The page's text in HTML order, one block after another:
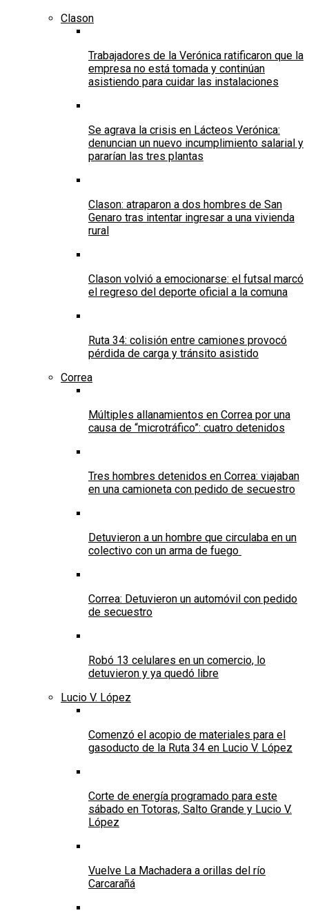
Clason
Trabajadores de la Verónica ratificaron que la
empresa no está tomada y continúan
asistiendo para cuidar las instalaciones
Se agrava la crisis en Lácteos Verónica:
denuncian un nuevo incumplimiento salarial y
pararían las tres plantas
Clason: atraparon a dos hombres de San
Genaro tras intentar ingresar a una vivienda
rural
Clason volvió a emocionarse: el futsal marcó
el regreso del deporte oficial a la comuna
Ruta 34: colisión entre camiones provocó
pérdida de carga y tránsito asistido
Correa
Múltiples allanamientos en Correa por una
causa de “microtráfico”: cuatro detenidos
Tres hombres detenidos en Correa: viajaban
en una camioneta con pedido de secuestro
Detuvieron a un hombre que circulaba en un
colectivo con un arma de fuego
Correa: Detuvieron un automóvil con pedido
de secuestro
Robó 13 celulares en un comercio, lo
detuvieron y ya quedó libre
Lucio V. López
Comenzó el acopio de materiales para el
gasoducto de la Ruta 34 en Lucio V. López
Corte de energía programado para este
sábado en Totoras, Salto Grande y Lucio V.
López
Vuelve La Machadera a orillas del río
Carcarañá